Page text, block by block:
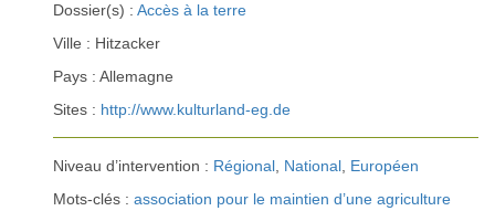
Dossier(s) : Accès à la terre
Ville : Hitzacker
Pays : Allemagne
Sites : http://www.kulturland-eg.de
Niveau d’intervention : Régional National Européen
Mots-clés : association pour le maintien d’une agriculture